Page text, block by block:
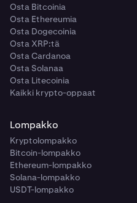
Osta Bitcoinia
Osta Ethereumia
Osta Dogecoinia
Osta XRP:tä
Osta Cardanoa
Osta Solanaa
Osta Litecoinia
Kaikki krypto-oppaat
Lompakko
Kryptolompakko
Bitcoin-lompakko
Ethereum-lompakko
Solana-lompakko
USDT-lompakko